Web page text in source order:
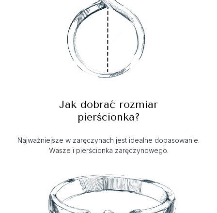
Jak dobrać rozmiar
pierścionka?
Najważniejsze w zaręczynach jest idealne dopasowanie.
Wasze i pierścionka zaręczynowego.